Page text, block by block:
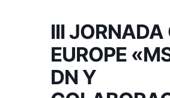
III JORNADA
EUROPE
DN Y